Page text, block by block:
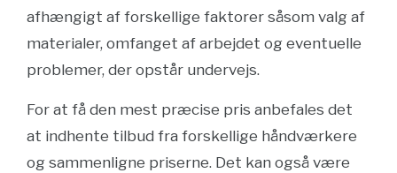
afhængigt af forskellige faktorer såsom valg af
materialer, omfanget af arbejdet og eventuelle
problemer, der opstår undervejs.
For at få den mest præcise pris anbefales det
at indhente tilbud fra forskellige håndværkere
og sammenligne priserne. Det kan også være